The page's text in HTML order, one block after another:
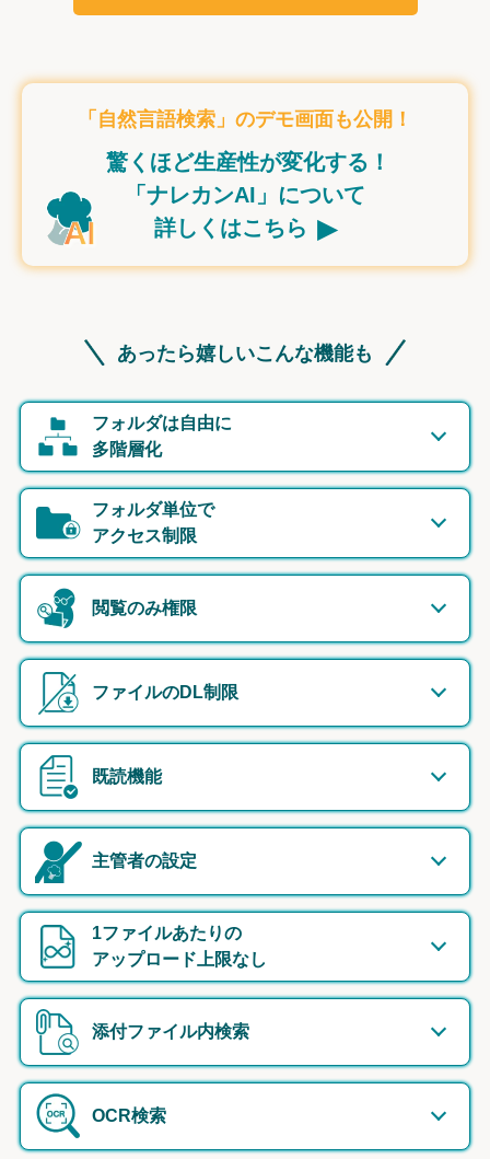
「自然言語検索」のデモ画面も公開！
驚くほど生産性が変化する！
「ナレカンAI」について
詳しくはこちら ▸
あったら嬉しいこんな機能も
フォルダは自由に
多階層化
フォルダ単位で
アクセス制限
閲覧のみ権限
ファイルのDL制限
既読機能
主管者の設定
1ファイルあたりの
アップロード上限なし
添付ファイル内検索
OCR検索